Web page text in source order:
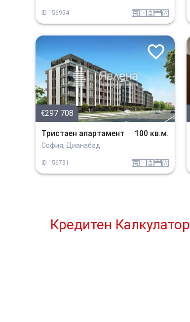
ID 156954 garajtuhla sanitarno_pomeshtenie spalniav_blizost_do_asfaltiran_put
€297 708
Тристаен апартамент 100 кв.м.
София, Дианабад
ID 156731 garajtuhla sanitarno_pomeshtenie spalniav_blizost_do_asfaltiran_put
Кредитен Калкулатор